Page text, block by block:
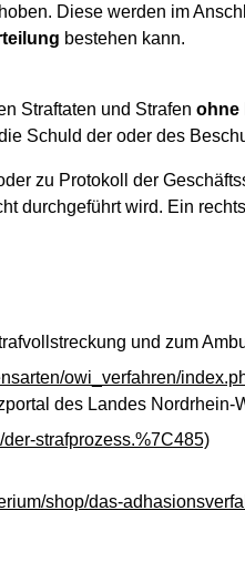
Diese werden im
bestehen kann.
Straftaten und Strafen ohne
Schuld der oder des
zu Protokoll der
durchgeführt wird. Ein
und zum
owi_verfahren/
des Landes Nordrhein-
strafprozess.%7C485)
shop/das-